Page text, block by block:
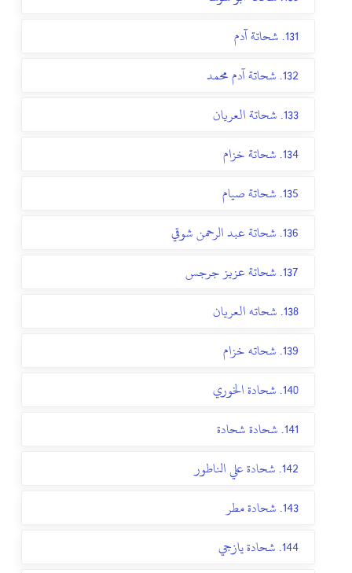
131. شحاتة آدم
132. شحاتة آدم محمد
133. شحاتة العريان
134. شحاتة خزام
135. شحاتة صيام
136. شحاتة عبد الرحمن شوقي
137. شحاتة عزيز جرجس
138. شحاته العريان
139. شحاته خزام
140. شحادة الخوري
141. شحادة شحادة
142. شحادة علي الناطور
143. شحادة مطر
144. شحادة يازجي